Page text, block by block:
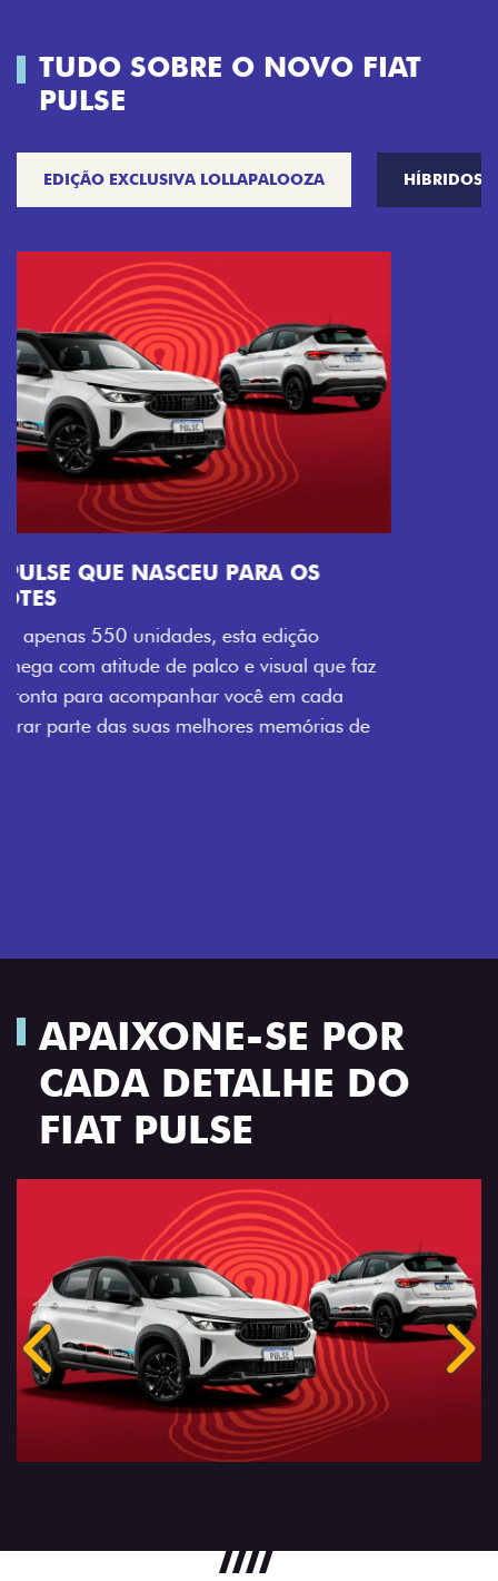
TUDO SOBRE O NOVO FIAT
PULSE
EDIÇÃO EXCLUSIVA LOLLAPALOOZA HÍBRIDOS
VISUAL COM ENERGIA LOLLABR
Se liga no que compõe a identidade exclusiva do
festival: série numerada, adesivo lateral LollaBR e a
soleira temática que reforçam a exclusividade,
enquanto os detalhes escurecidos, o teto bicolor e as
rodas de liga-leve aro 16” em preto brilhante
Previous
Next
Próximo
APAIXONE-SE POR
CADA DETALHE DO
FIAT PULSE
Anterior